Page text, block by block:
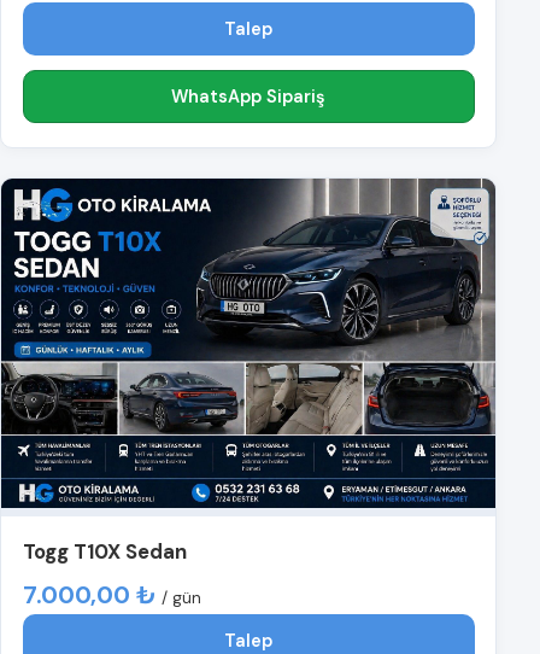
Talep
WhatsApp Sipariş
Togg T10X Sedan
7.000,00 ₺ / gün
Talep